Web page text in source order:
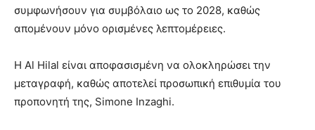
συμφωνήσουν για συμβόλαιο ως το 2028, καθώς
απομένουν μόνο ορισμένες λεπτομέρειες.
Η Al Hilal είναι αποφασισμένη να ολοκληρώσει την
μεταγραφή, καθώς αποτελεί προσωπική επιθυμία του
προπονητή της, Simone Inzaghi.